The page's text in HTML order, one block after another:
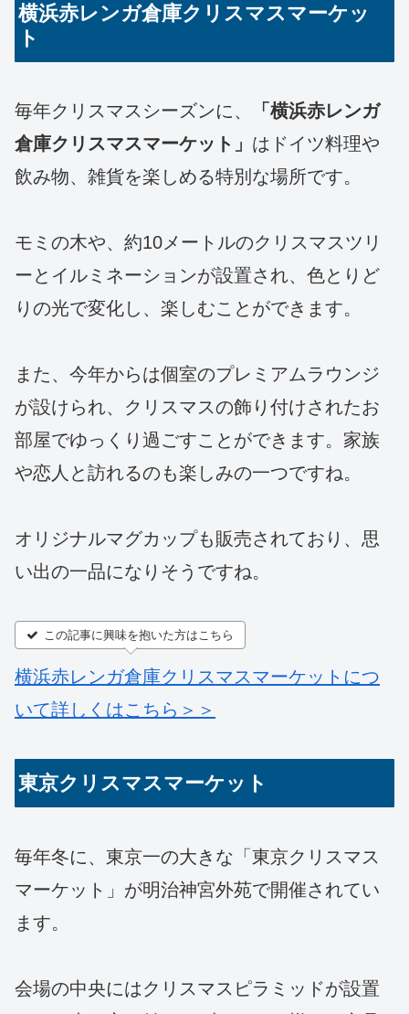
横浜赤レンガ倉庫クリスマスマーケッ
ト
毎年クリスマスシーズンに、
「横浜赤レンガ
倉庫クリスマスマーケット」 はドイツ料理や
飲み物、雑貨を楽しめる特別な場所です。
モミの木や、約10メートルのクリスマスツリ
ーとイルミネーションが設置され、色とりど
りの光で変化し、楽しむことができます。
また、今年からは個室のプレミアムラウンジ
が設けられ、クリスマスの飾り付けされたお
部屋でゆっくり過ごすことができます。家族
や恋人と訪れるのも楽しみの一つですね。
オリジナルマグカップも販売されており、思
い出の一品になりそうですね。
この記事に興味を抱いた方はこちら
横浜赤レンガ倉庫クリスマスマーケットにつ
いて詳しくはこちら＞＞
東京クリスマスマーケット
毎年冬に、東京一の大きな「東京クリスマス
マーケット」が明治神宮外苑で開催されてい
ます。
会場の中央にはクリスマスピラミッドが設置